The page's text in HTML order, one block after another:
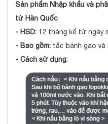
Sản phẩm Nhập khẩu và
từ Hàn Quốc
- HSD: 12 tháng kể từ ngày
- Bao gồm: tấc bánh gạo và
- Cách sử dụng: